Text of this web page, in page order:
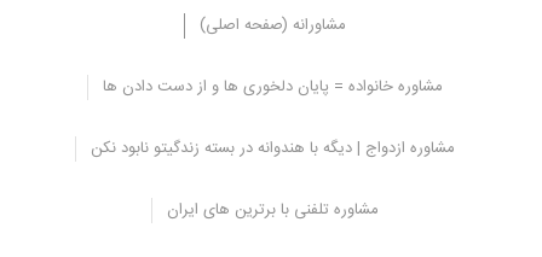
مشاورانه (صفحه اصلی)
مشاوره خانواده = پایان دلخوری ها و از دست دادن ها
مشاوره ازدواج | دیگه با هندوانه در بسته زندگیتو نابود نکن
مشاوره تلفنی با برترین های ایران
تاثیر مواد مخدر بر عملکرد جنسی، پیامدهای
مصرف
بزرگ ترین خطر مصرف مواد مخدر برای برقراری رابطه جنسی شرطی
شدن ذهن است به طوری که افراد هر وقت که بخواهند یک رابطه جنسی